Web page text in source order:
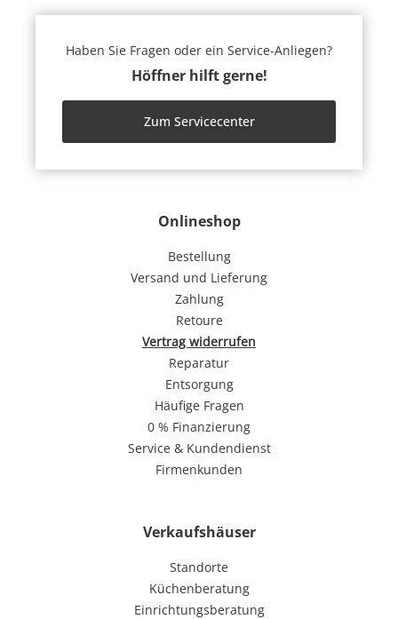
Onlineshop
Bestellung
Versand und Lieferung
Zahlung
Retoure
Vertrag widerrufen
Reparatur
Entsorgung
Häufige Fragen
0 % Finanzierung
Service & Kundendienst
Firmenkunden
Verkaufshäuser
Standorte
Küchenberatung
Einrichtungsberatung
Haben Sie Fragen oder ein Service-Anliegen?
Höffner hilft gerne!
Zum Servicecenter